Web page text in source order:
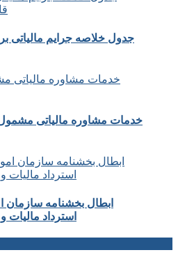
جدول خلاصه جرایم مالیاتی
خدمات مشاوره مالیاتی
ابطال بخشنامه
استرداد